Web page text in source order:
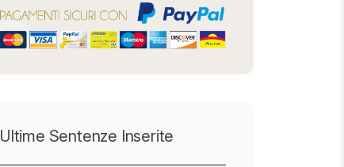
Ultime Sentenze Inserite